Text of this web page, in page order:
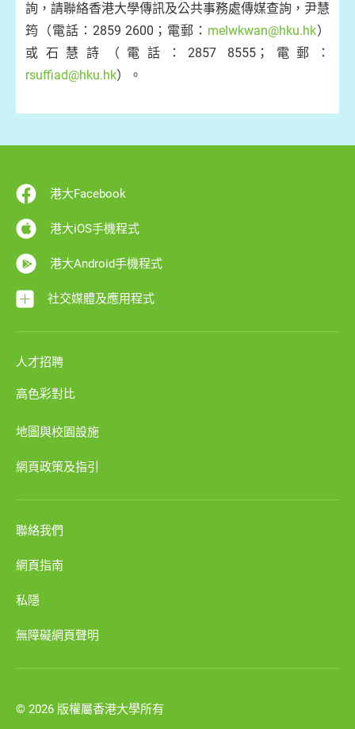
詢，請聯絡香港大學傳訊及公共事務處傳媒查詢，尹慧
筠（電話：2859 2600；電郵： melwkwan@hku.hk）
或石慧詩（電話：2857 8555；電郵：
rsuffiad@hku.hk）。
港大Facebook
港大iOS手機程式
港大Android手機程式
社交媒體及應用程式
人才招聘
高色彩對比
地圖與校園設施
網頁政策及指引
聯絡我們
網頁指南
私隱
無障礙網頁聲明
© 2026 版權屬香港大學所有